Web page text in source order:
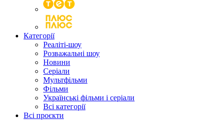
Категорії
Реаліті-шоу
Розважальні шоу
Новини
Серіали
Мультфільми
Фільми
Українські фільми і серіали
Всі категорії
Всі проєкти